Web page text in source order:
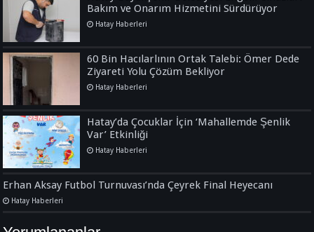
Bakım ve Onarım Hizmetini Sürdürüyor
Hatay Haberleri
60 Bin Hacılarlının Ortak Talebi: Ömer Dede
Ziyareti Yolu Çözüm Bekliyor
Hatay Haberleri
Hatay’da Çocuklar İçin ‘Mahallemde Şenlik
Var’ Etkinliği
Hatay Haberleri
Erhan Aksay Futbol Turnuvası’nda Çeyrek Final Heyecanı
Hatay Haberleri